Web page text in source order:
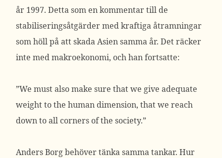
år 1997. Detta som en kommentar till de
stabiliseringsåtgärder med kraftiga åtramningar
som höll på att skada Asien samma år. Det räcker
inte med makroekonomi, och han fortsatte:
”We must also make sure that we give adequate
weight to the human dimension, that we reach
down to all corners of the society.”
Anders Borg behöver tänka samma tankar. Hur